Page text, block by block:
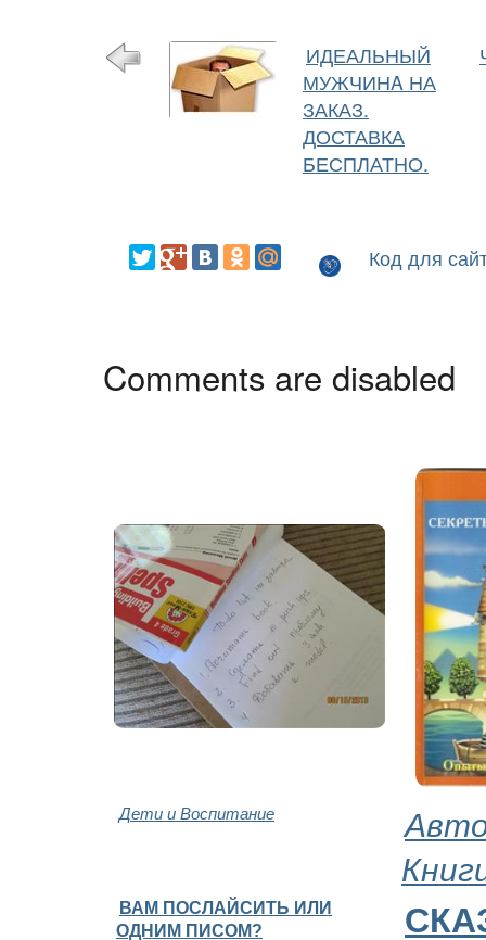
ИДЕАЛЬНЫЙ
МУЖЧИНA НА
ЗАКАЗ.
ДОСТАВКА
БЕСПЛАТНО.
Код для
Comments are disabled
Дети и Воспитание
ВАМ ПОСЛАЙСИТЬ ИЛИ
ОДНИМ ПИСОМ?